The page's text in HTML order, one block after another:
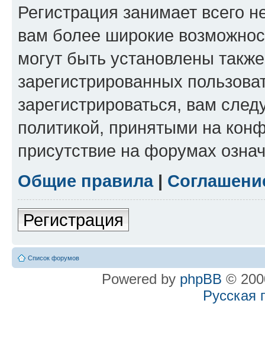
Регистрация занимает всего
вам более широкие
могут быть установлены
зарегистрированных
зарегистрироваться, вам
политикой, принятыми на
присутствие на форумах
Общие правила|
Регистрация
Список форумов
Powered by phpBB ©
Русская